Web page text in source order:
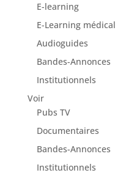
E-learning
E-Learning médical
Audioguides
Bandes-Annonces
Institutionnels
Voir
Pubs TV
Documentaires
Bandes-Annonces
Institutionnels